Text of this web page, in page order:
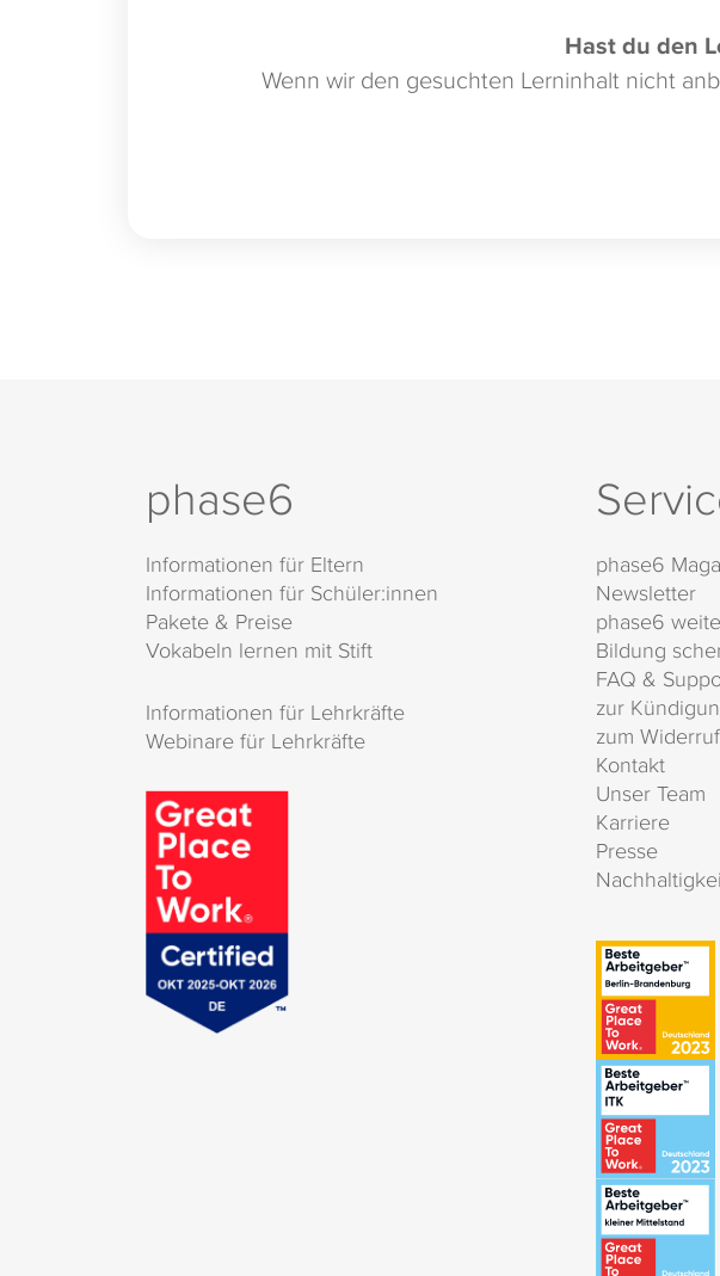
Hast du den
Wenn wir den gesuchten Lerninhalt nicht
phase6
Informationen für Eltern
Informationen für Schüler:innen
Pakete & Preise
Vokabeln lernen mit Stift
Informationen für Lehrkräfte
Webinare für Lehrkräfte
phase6
Newsletter
phase6
Bildung
FAQ &
zur
zum Widerruf
Kontakt
Unser Team
Karriere
Presse